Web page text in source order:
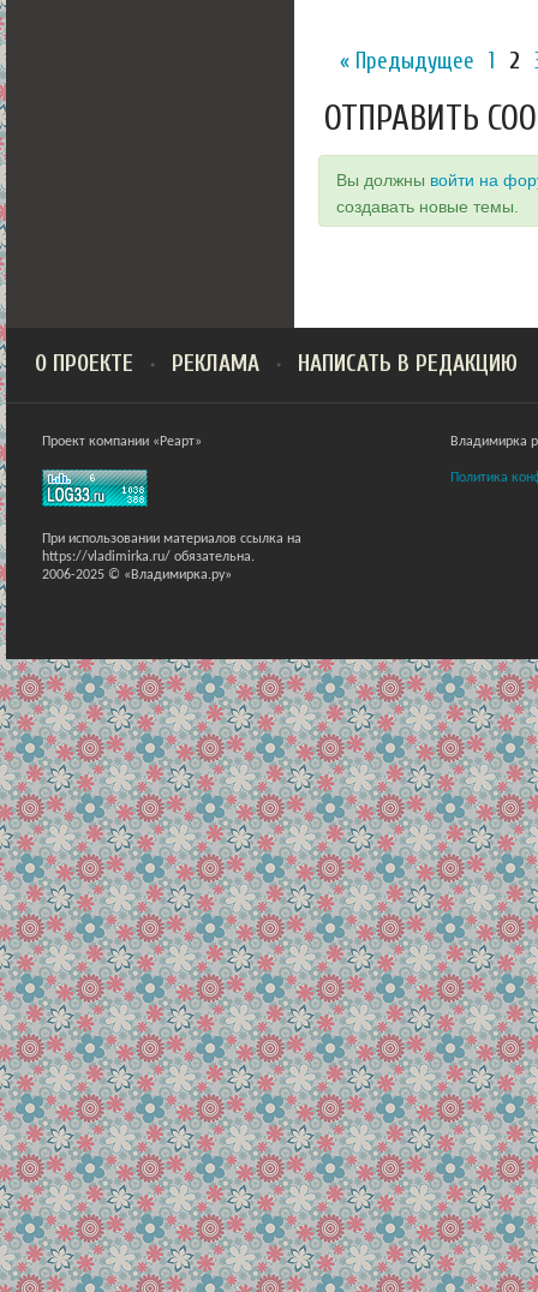
« Предыдущее 1 2
ОТПРАВИТЬ
Вы должны войти на
создавать новые темы.
О ПРОЕКТЕ РЕКЛАМА НАПИСАТЬ В РЕДАКЦИЮ
Проект компании «Реарт»
При использовании материалов ссылка на
https://vladimirka.ru/ обязательна.
2006-2025 © «Владимирка.ру»
Владимирка
Политика